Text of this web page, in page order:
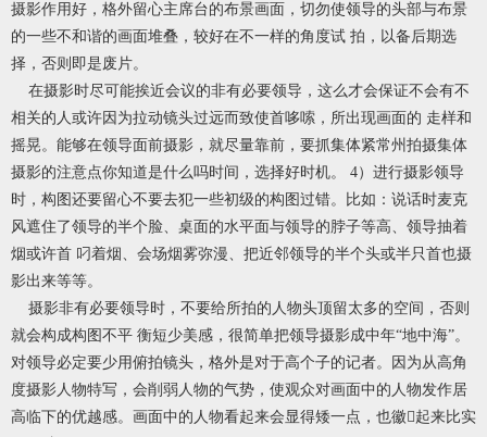
摄影作用好，格外留心主席台的布景画面，切勿使领导的头部与布景
的一些不和谐的画面堆叠，较好在不一样的角度试 拍，以备后期选
择，否则即是废片。
在摄影时尽可能挨近会议的非有必要领导，这么才会保证不会有不
相关的人或许因为拉动镜头过远而致使首哆嗦，所出现画面的 走样和
摇晃。能够在领导面前摄影，就尽量靠前，要抓集体紧常州拍摄集体
摄影的注意点你知道是什么吗时间，选择好时机。 4）进行摄影领导
时，构图还要留心不要去犯一些初级的构图过错。比如：说话时麦克
风遮住了领导的半个脸、桌面的水平面与领导的脖子等高、领导抽着
烟或许首 叼着烟、会场烟雾弥漫、把近邻领导的半个头或半只首也摄
影出来等等。
摄影非有必要领导时，不要给所拍的人物头顶留太多的空间，否则
就会构成构图不平 衡短少美感，很简单把领导摄影成中年“地中海”。
对领导必定要少用俯拍镜头，格外是对于高个子的记者。因为从高角
度摄影人物特写，会削弱人物的气势，使观众对画面中的人物发作居
高临下的优越感。画面中的人物看起来会显得矮一点，也徽起来比实